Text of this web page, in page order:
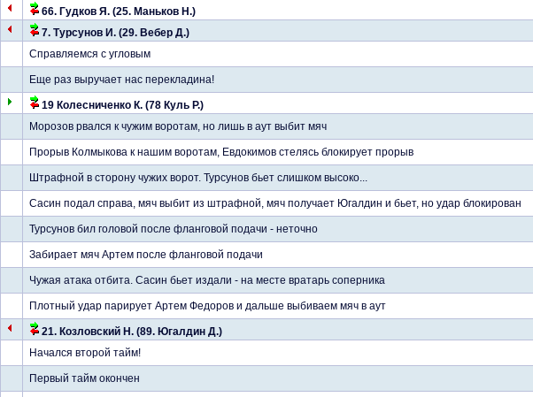
66. Гудков Я. (25. Маньков Н.)
7. Турсунов И. (29. Вебер Д.)
Справляемся с угловым
Еще раз выручает нас перекладина!
19 Колесниченко К. (78 Куль Р.)
Морозов рвался к чужим воротам, но лишь в аут выбит мяч
Прорыв Колмыкова к нашим воротам, Евдокимов стелясь блокирует прорыв
Штрафной в сторону чужих ворот. Турсунов бьет слишком высоко...
Сасин подал справа, мяч выбит из штрафной, мяч получает Югалдин и бьет, но удар блокирован
Турсунов бил головой после фланговой подачи - неточно
Забирает мяч Артем после фланговой подачи
Чужая атака отбита. Сасин бьет издали - на месте вратарь соперника
Плотный удар парирует Артем Федоров и дальше выбиваем мяч в аут
21. Козловский Н. (89. Югалдин Д.)
Начался второй тайм!
Первый тайм окончен